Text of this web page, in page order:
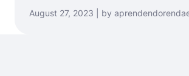
August 27, 2023 | by